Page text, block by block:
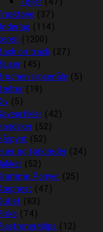
(37)
(114)
(1200)
on track (27)
(45)
slipsenåle (5)
(19)
(5)
(42)
(52)
(52)
og tørklæder (24)
(52)
Ponyer (25)
(47)
(83)
(74)
slips (12)